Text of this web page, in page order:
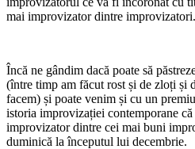
mai improvizator dintre improvizatori.
Încă ne gândim dacă poate să
(între timp am făcut rost și de zloți și
facem) și poate venim și cu un
istoria improvizației contemporane
improvizator dintre cei mai buni
duminică la începutul lui decembrie.